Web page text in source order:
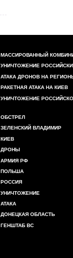
МАССИРОВАННЫЙ
УНИЧТОЖЕНИЕ
АТАКА ДРОНОВ НА
РАКЕТНАЯ АТАКА НА КИЕВ
УНИЧТОЖЕНИЕ
ОБСТРЕЛ
ЗЕЛЕНСКИЙ ВЛАДИМИР
КИЕВ
ДРОНЫ
АРМИЯ РФ
ПОЛЬША
РОССИЯ
УНИЧТОЖЕНИЕ
АТАКА
ДОНЕЦКАЯ ОБЛАСТЬ
ГЕНШТАБ ВС